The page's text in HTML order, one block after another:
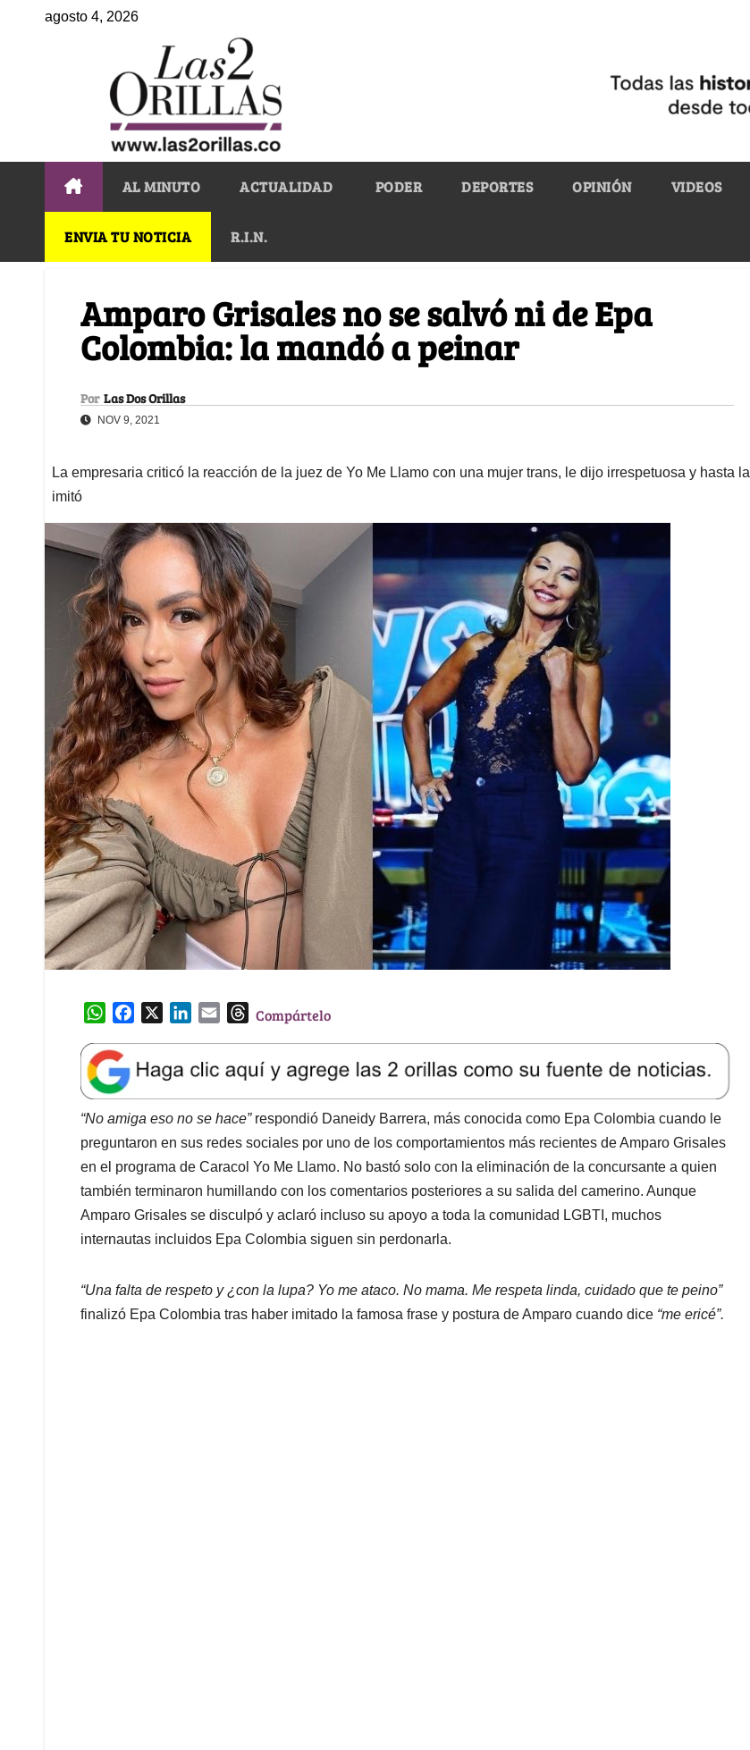
agosto 4, 2026
AL MINUTO ACTUALIDAD PODER DEPORTES OPINIÓN VIDEOS
ENVIA TU NOTICIA R.I.N.
Amparo Grisales no se salvó ni de Epa
Colombia: la mandó a peinar
Por Las Dos Orillas
NOV 9, 2021
La empresaria criticó la reacción de la juez de Yo Me Llamo con una mujer trans, le dijo irrespetuosa y hasta la
imitó
W
a
t
s
A
p
p
e
b
o
o
k
k
e
d
I
n
l
T
e
a
d
s
Compártelo
“No amiga eso no se hace” respondió Daneidy Barrera, más conocida como Epa Colombia cuando le
preguntaron en sus redes sociales por uno de los comportamientos más recientes de Amparo Grisales
en el programa de Caracol Yo Me Llamo. No bastó solo con la eliminación de la concursante a quien
también terminaron humillando con los comentarios posteriores a su salida del camerino. Aunque
Amparo Grisales se disculpó y aclaró incluso su apoyo a toda la comunidad LGBTI, muchos
internautas incluidos Epa Colombia siguen sin perdonarla.
“Una falta de respeto y ¿con la lupa? Yo me ataco. No mama. Me respeta linda, cuidado que te peino”
finalizó Epa Colombia tras haber imitado la famosa frase y postura de Amparo cuando dice “me ericé”.